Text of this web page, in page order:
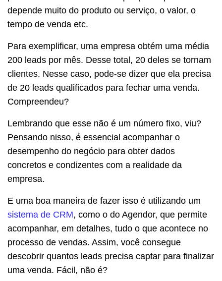
depende muito do produto ou serviço, o valor, o
tempo de venda etc.
Para exemplificar, uma empresa obtém uma média
200 leads por mês. Desse total, 20 deles se tornam
clientes. Nesse caso, pode-se dizer que ela precisa
de 20 leads qualificados para fechar uma venda.
Compreendeu?
Lembrando que esse não é um número fixo, viu?
Pensando nisso, é essencial acompanhar o
desempenho do negócio para obter dados
concretos e condizentes com a realidade da
empresa.
E uma boa maneira de fazer isso é utilizando um
sistema de CRM, como o do Agendor, que permite
acompanhar, em detalhes, tudo o que acontece no
processo de vendas. Assim, você consegue
descobrir quantos leads precisa captar para finalizar
uma venda. Fácil, não é?